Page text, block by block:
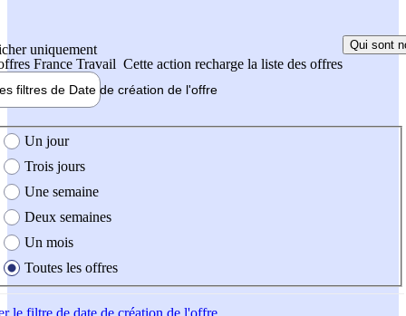
uniquement
France Travail Cette action recharge la liste des offres
Qui sont
filtres de Date de création de l'offre
création de l'offre
Un jour
Trois jours
Une semaine
Deux semaines
Un mois
Toutes les offres
le filtre de date de création de l'offre